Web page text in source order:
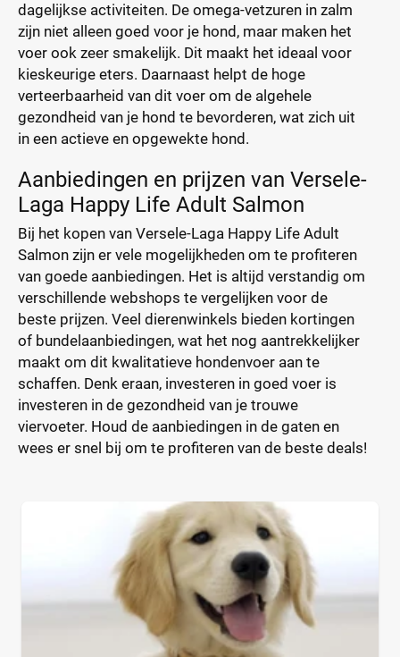
dagelijkse activiteiten. De omega-vetzuren in zalm
zijn niet alleen goed voor je hond, maar maken het
voer ook zeer smakelijk. Dit maakt het ideaal voor
kieskeurige eters. Daarnaast helpt de hoge
verteerbaarheid van dit voer om de algehele
gezondheid van je hond te bevorderen, wat zich uit
in een actieve en opgewekte hond.
Aanbiedingen en prijzen van Versele-
Laga Happy Life Adult Salmon
Bij het kopen van Versele-Laga Happy Life Adult
Salmon zijn er vele mogelijkheden om te profiteren
van goede aanbiedingen. Het is altijd verstandig om
verschillende webshops te vergelijken voor de
beste prijzen. Veel dierenwinkels bieden kortingen
of bundelaanbiedingen, wat het nog aantrekkelijker
maakt om dit kwalitatieve hondenvoer aan te
schaffen. Denk eraan, investeren in goed voer is
investeren in de gezondheid van je trouwe
viervoeter. Houd de aanbiedingen in de gaten en
wees er snel bij om te profiteren van de beste deals!